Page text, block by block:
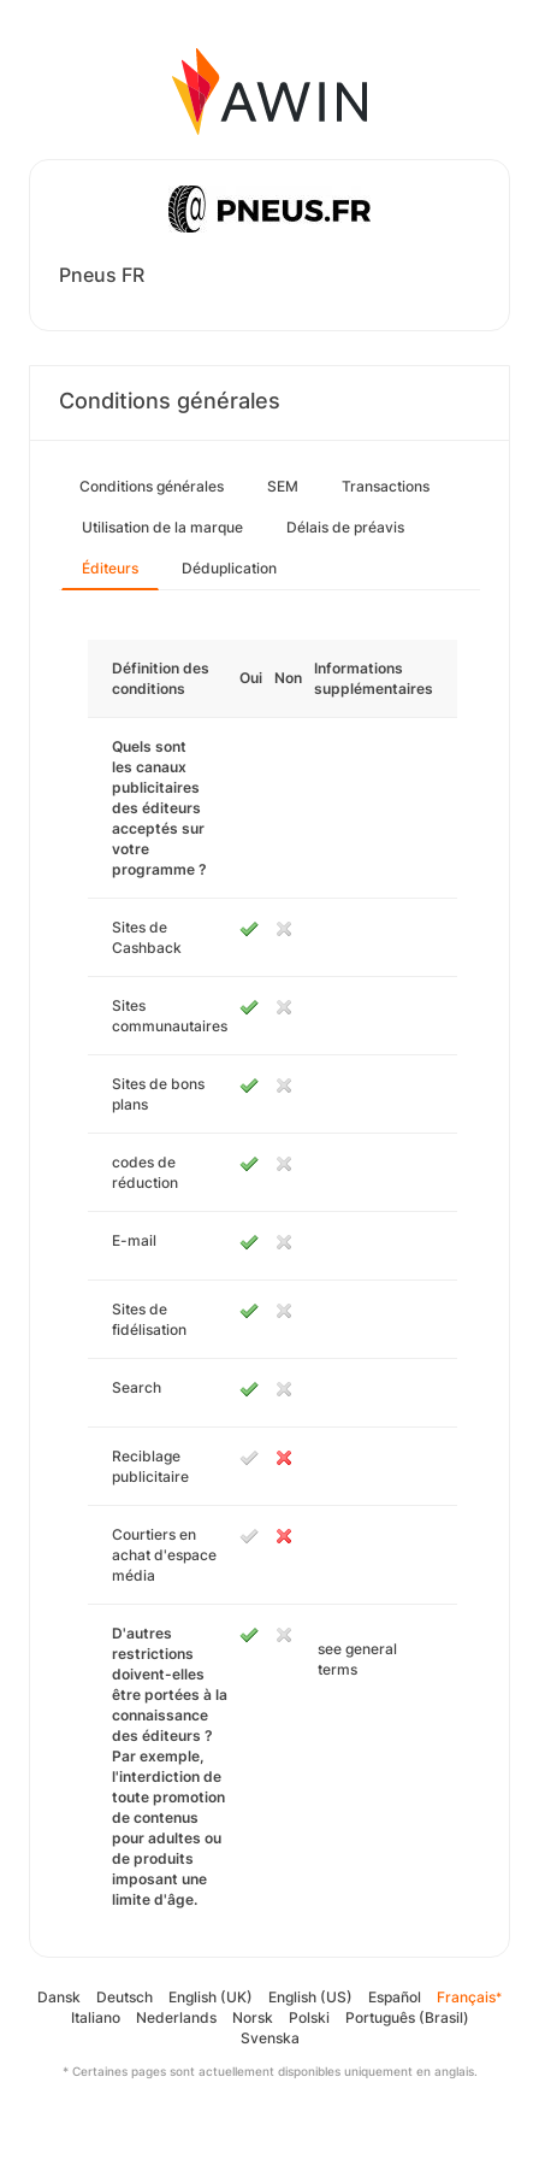
Pneus FR
Conditions générales
Conditions générales SEM Transactions
Utilisation de la marque Délais de préavis
Éditeurs Déduplication
Définition des
conditions
Oui Non
Informations
supplémentaires
Quels sont
les canaux
publicitaires
des éditeurs
acceptés sur
votre
programme ?
Sites de
Cashback
Sites
communautaires
Sites de bons
plans
codes de
réduction
E-mail
Sites de
fidélisation
Search
Reciblage
publicitaire
Courtiers en
achat d'espace
média
D'autres
restrictions
doivent-elles
être portées à la
connaissance
des éditeurs ?
Par exemple,
l'interdiction de
toute promotion
de contenus
pour adultes ou
de produits
imposant une
limite d'âge.
see general
terms
Dansk Deutsch English (UK) English (US) Español Français*
Italiano Nederlands Norsk Polski
Português (Brasil)
Svenska
* Certaines pages sont actuellement disponibles uniquement en anglais.